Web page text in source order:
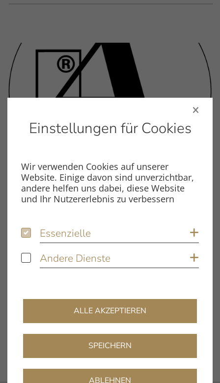
Dateiname
CA_CONCEPT_VERIFY_ED.PDF
Dateigröße
Schlagwörter
concept / Verify
DOWNLOAD
Einstellungen für Cookies
Wir verwenden Cookies auf unserer
Website. Einige davon sind unverzichtbar,
andere helfen uns dabei, diese Website
und Ihr Nutzererlebnis zu verbessern
Essenzielle
Essenzielle
Andere Dienste
Andere Dienste
ALLE AKZEPTIEREN
SPEICHERN
ABLEHNEN